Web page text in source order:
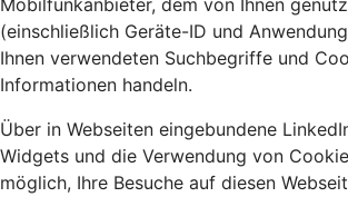
Mobilfunkanbieter, dem von Ihnen
(einschließlich Geräte-ID und
Ihnen verwendeten Suchbegriffe und
Informationen handeln.
Über in Webseiten eingebundene
Widgets und die Verwendung von
möglich, Ihre Besuche auf diesen